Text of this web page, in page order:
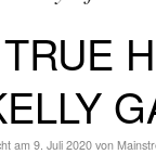
am 9. Juli 2020 von